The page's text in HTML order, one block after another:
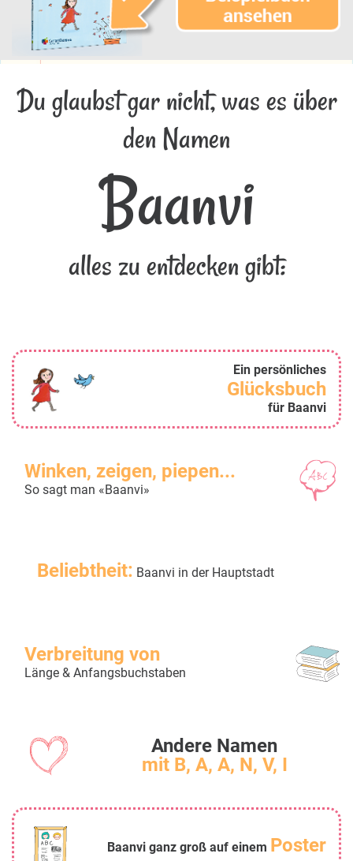
Du glaubst gar nicht, was es über
den Namen
Baanvi
alles zu entdecken gibt:
Ein persönliches
Glücksbuch
für Baanvi
Winken, zeigen, piepen...
So sagt man «Baanvi»
Beliebtheit: Baanvi in der Hauptstadt
Verbreitung von
Länge & Anfangsbuchstaben
Andere Namen
mit B, A, A, N, V, I
Baanvi ganz groß auf einem Poster